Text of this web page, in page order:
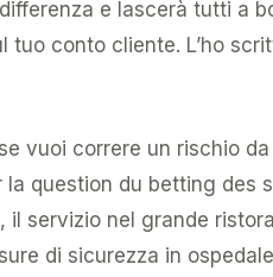
differenza e lascerà tutti a
conto cliente. L’ho
vuoi correre un rischio
la question du betting des
servizio nel grande
di sicurezza in